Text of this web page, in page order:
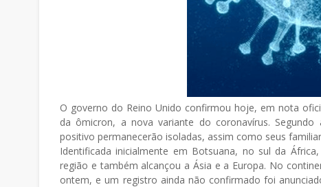
O governo do Reino Unido confirmou hoje, em nota
da ômicron, a nova variante do coronavírus.
positivo permanecerão isoladas, assim como seus
Identificada inicialmente em Botsuana, no sul da
região e também alcançou a Ásia e a Europa. No
ontem, e um registro ainda não confirmado foi